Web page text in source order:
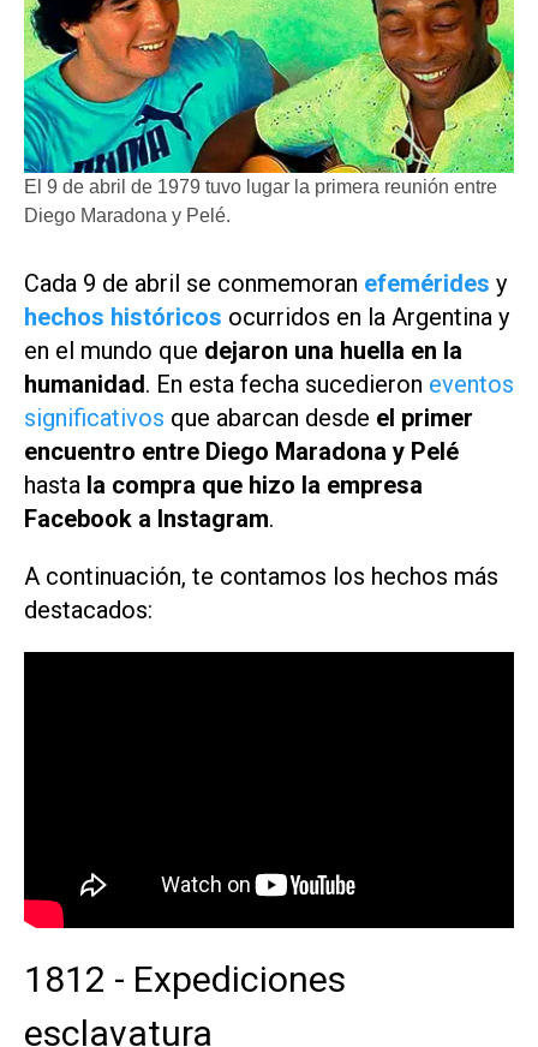
El 9 de abril de 1979 tuvo lugar la primera reunión entre
Diego Maradona y Pelé.
Cada 9 de abril se conmemoran efemérides y
hechos históricos ocurridos en la Argentina y
en el mundo que dejaron una huella en la
humanidad. En esta fecha sucedieron eventos
significativos que abarcan desde el primer
encuentro entre Diego Maradona y Pelé
hasta la compra que hizo la empresa
Facebook a Instagram.
A continuación, te contamos los hechos más
destacados:
1812 - Expediciones
esclavatura